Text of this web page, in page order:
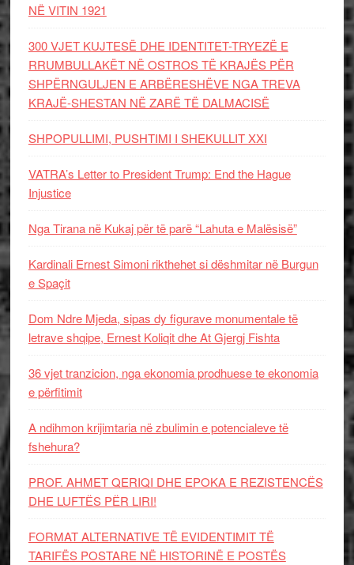
NË VITIN 1921
300 VJET KUJTESË DHE IDENTITET-TRYEZË E
RRUMBULLAKËT NË OSTROS TË KRAJËS PËR
SHPËRNGULJEN E ARBËRESHËVE NGA TREVA
KRAJË-SHESTAN NË ZARË TË DALMACISË
SHPOPULLIMI, PUSHTIMI I SHEKULLIT XXI
VATRA’s Letter to President Trump: End the Hague
Injustice
Nga Tirana në Kukaj për të parë “Lahuta e Malësisë”
Kardinali Ernest Simoni rikthehet si dëshmitar në Burgun
e Spaçit
Dom Ndre Mjeda, sipas dy figurave monumentale të
letrave shqipe, Ernest Koliqit dhe At Gjergj Fishta
36 vjet tranzicion, nga ekonomia prodhuese te ekonomia
e përfitimit
A ndihmon krijimtaria në zbulimin e potencialeve të
fshehura?
PROF. AHMET QERIQI DHE EPOKA E REZISTENCЁS
DHE LUFTЁS PЁR LIRI!
FORMAT ALTERNATIVE TË EVIDENTIMIT TË
TARIFËS POSTARE NË HISTORINË E POSTËS